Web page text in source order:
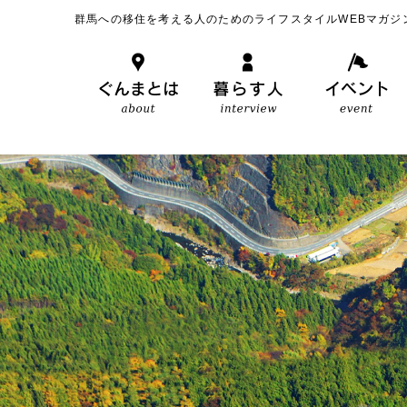
群馬への移住を考える人のためのライフスタイルWEBマガジ